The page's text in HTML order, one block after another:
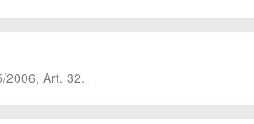
2006, Art. 32.